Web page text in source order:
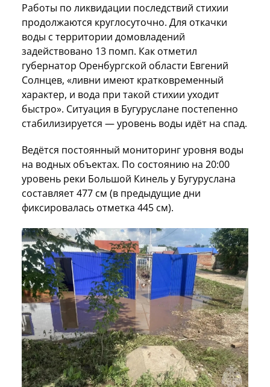
Работы по ликвидации последствий стихии
продолжаются круглосуточно. Для откачки
воды с территории домовладений
задействовано 13 помп. Как отметил
губернатор Оренбургской области Евгений
Солнцев, «ливни имеют кратковременный
характер, и вода при такой стихии уходит
быстро». Ситуация в Бугуруслане постепенно
стабилизируется — уровень воды идёт на спад.
Ведётся постоянный мониторинг уровня воды
на водных объектах. По состоянию на 20:00
уровень реки Большой Кинель у Бугуруслана
составляет 477 см (в предыдущие дни
фиксировалась отметка 445 см).